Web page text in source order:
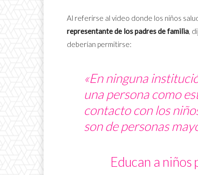
Al referirse al video donde los niños
representante de los padres de familia,
deberían permitirse:
«En ninguna
una persona como
contacto con los
son de personas
Educan a